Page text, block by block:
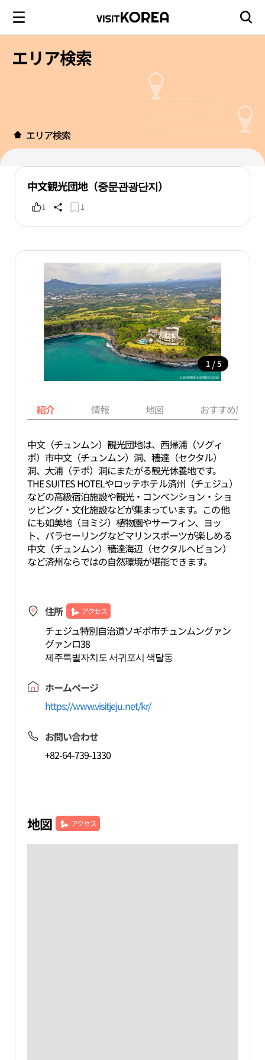
エリア検索
エリア検索
中文観光団地（중문관광단지）
1 1
1 / 5
紹介 情報 地図 おすすめ周辺
中文（チュンムン）観光団地は、西帰浦（ソグィ
ポ）市中文（チュンムン）洞、穡達（セクタル）
洞、大浦（テポ）洞にまたがる観光休養地です。
THE SUITES HOTELやロッテホテル済州（チェジュ）
などの高級宿泊施設や観光・コンベンション・ショ
ッピング・文化施設などが集まっています。この他
にも如美地（ヨミジ）植物園やサーフィン、ヨッ
ト、パラセーリングなどマリンスポーツが楽しめる
中文（チュンムン）穡達海辺（セクタルヘビョン）
など済州ならではの自然環境が堪能できます。
住所 アクセス
チェジュ特別自治道ソギポ市チュンムングァン
グァンロ38
제주특별자치도 서귀포시 색달동
ホームページ
https://www.visitjeju.net/kr/
お問い合わせ
+82-64-739-1330
地図 アクセス